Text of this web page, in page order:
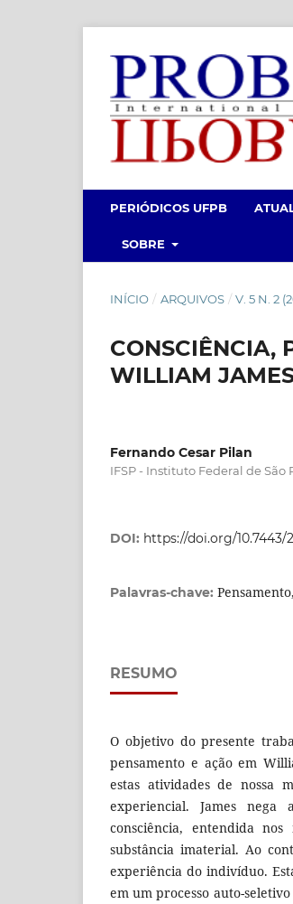
PERIÓDICOS UFPB
SOBRE
INÍCIO / ARQUIVOS / V. 5 N. 2
CONSCIÊNCIA,
WILLIAM
Fernando Cesar Pilan
IFSP - Instituto Federal de
DOI: https://doi.org/10.7443/
Palavras-chave:
RESUMO
O objetivo do presente
pensamento e ação em
estas atividades de nossa
experiencial. James
consciência, entendida
substância imaterial. Ao
experiência do indivíduo.
em um processo auto-